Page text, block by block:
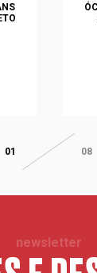
01 08
newsletter